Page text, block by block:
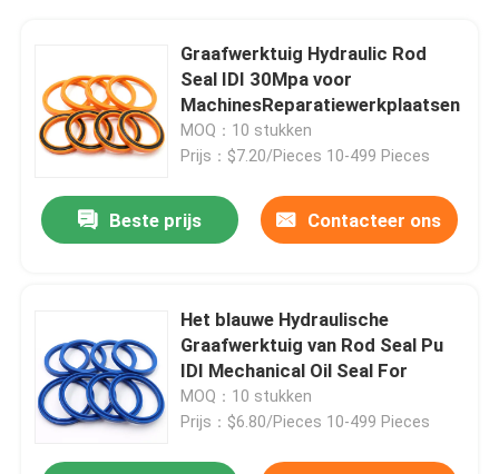
Graafwerktuig Hydraulic Rod
Seal IDI 30Mpa voor
MachinesReparatiewerkplaatsen
MOQ：10 stukken
Prijs：$7.20/Pieces 10-499 Pieces
Beste prijs Contacteer ons
Het blauwe Hydraulische
Graafwerktuig van Rod Seal Pu
IDI Mechanical Oil Seal For
MOQ：10 stukken
Prijs：$6.80/Pieces 10-499 Pieces